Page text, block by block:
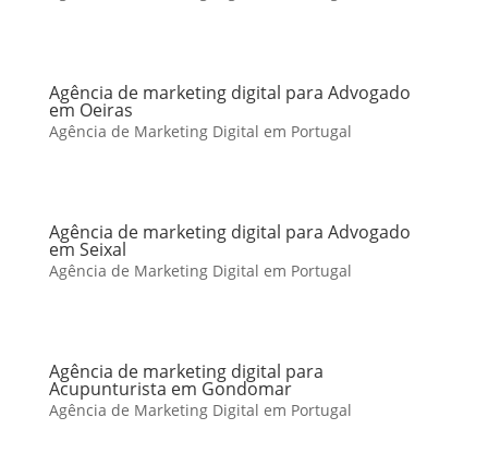
Agência de marketing digital para Advogado
em Oeiras
Agência de Marketing Digital em Portugal
Agência de marketing digital para Advogado
em Seixal
Agência de Marketing Digital em Portugal
Agência de marketing digital para
Acupunturista em Gondomar
Agência de Marketing Digital em Portugal